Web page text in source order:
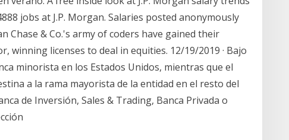
jobs at J.P. Morgan. Salaries posted anonymously
Chase & Co.'s army of coders have gained their
licenses to deal in equities. 12/19/2019 · Bajo
minorista en los Estados Unidos, mientras que el
a la rama mayorista de la entidad en el resto del
de Inversión, Sales & Trading, Banca Privada o